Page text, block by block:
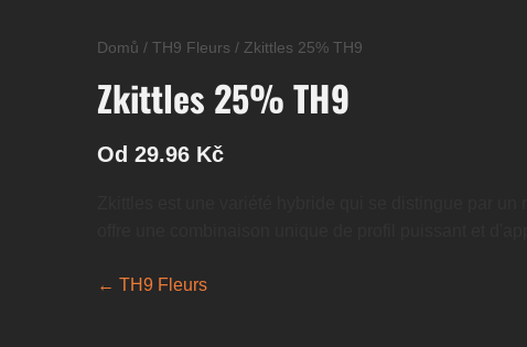
Domů / TH9 Fleurs / Zkittles 25% TH9
Zkittles 25% TH9
Od 29.96 Kč
← TH9 Fleurs